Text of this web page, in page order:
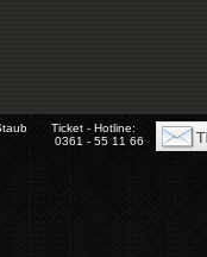
Ticket - Hotline:
0361 - 55 11 66